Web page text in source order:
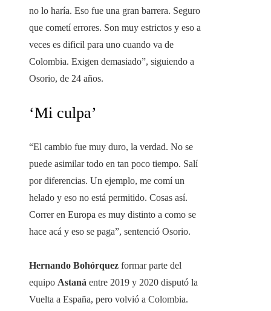
no lo haría. Eso fue una gran barrera. Seguro
que cometí errores. Son muy estrictos y eso a
veces es dificil para uno cuando va de
Colombia. Exigen demasiado”, siguiendo a
Osorio, de 24 años.
‘Mi culpa’
“El cambio fue muy duro, la verdad. No se
puede asimilar todo en tan poco tiempo. Salí
por diferencias. Un ejemplo, me comí un
helado y eso no está permitido. Cosas así.
Correr en Europa es muy distinto a como se
hace acá y eso se paga”, sentenció Osorio.
Hernando Bohórquez formar parte del
equipo Astaná entre 2019 y 2020 disputó la
Vuelta a España, pero volvió a Colombia.